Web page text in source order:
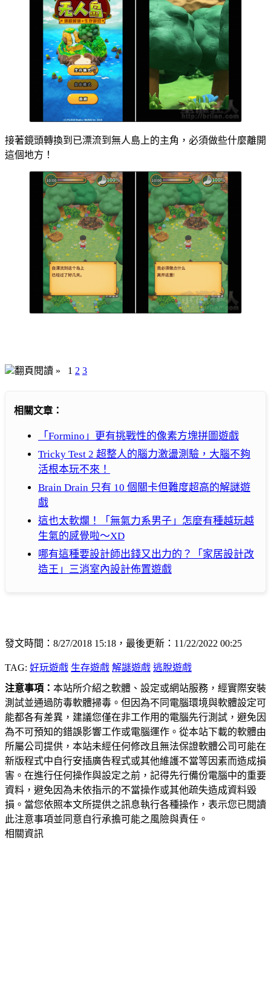
接著鏡頭轉換到已漂流到無人島上的主角，必須做些什麼離開
這個地方！
翻頁閱讀 » 1 2 3
相關文章：
「Formino」更有挑戰性的像素方塊拼圖遊戲
Tricky Test 2 超整人的腦力激盪測驗，大腦不夠
活根本玩不來！
Brain Drain 只有 10 個關卡但難度超高的解謎遊
戲
這也太軟爛！「無氣力系男子」怎麼有種越玩越
生氣的感覺啦～XD
哪有這種要設計師出錢又出力的？「家居設計改
造王」三消室內設計佈置遊戲
發文時間：8/27/2018 15:18，最後更新：11/22/2022 00:25
TAG: 好玩遊戲 生存遊戲 解謎遊戲 逃脫遊戲
注意事項： 本站所介紹之軟體、設定或網站服務，經實際安裝
測試並通過防毒軟體掃毒。但因為不同電腦環境與軟體設定可
能都各有差異，建議您僅在非工作用的電腦先行測試，避免因
為不可預知的錯誤影響工作或電腦運作。從本站下載的軟體由
所屬公司提供，本站未經任何修改且無法保證軟體公司可能在
新版程式中自行安插廣告程式或其他維護不當等因素而造成損
害。在進行任何操作與設定之前，記得先行備份電腦中的重要
資料，避免因為未依指示的不當操作或其他疏失造成資料毀
損。當您依照本文所提供之訊息執行各種操作，表示您已閱讀
此注意事項並同意自行承擔可能之風險與責任。
相關資訊